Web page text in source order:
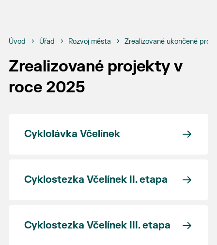
Úvod Úřad Rozvoj města Zrealizované ukončené
Zrealizované projekty v
roce 2025
Cyklolávka Včelínek
Cyklostezka Včelínek II. etapa
Cyklostezka Včelínek III. etapa